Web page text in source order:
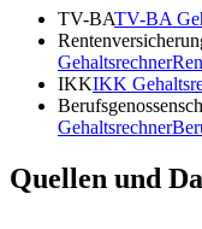
TV-BATV-BA
Gehaltsrechner
IKKIKK
Gehaltsrechner
Quellen und